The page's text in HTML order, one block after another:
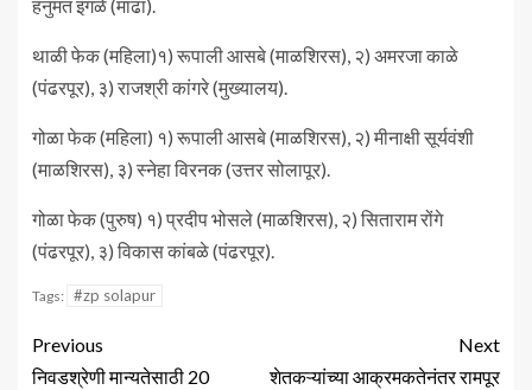
हनुमंत इंगळे (माढा).
थाळी फेक (महिला)१) रूपाली आसबे (माळशिरस), २) अमरजा काळे
(पंढरपूर), ३) राजश्री कांगरे (मुख्यालय).
गोळा फेक (महिला) १) रूपाली आसबे (माळशिरस), २) मीनाक्षी सूर्यवंशी
(माळशिरस), ३) स्नेहा विरनक (उत्तर सोलापूर).
गोळा फेक (पुरुष) १) प्रदीप भोसले (माळशिरस), २) सिताराम रोंगे
(पंढरपूर), ३) विकास कांबळे (पंढरपूर).
Tags: #zp solapur
Previous
निवडश्रेणी मान्यतेसाठी 20
Next
शेतकऱ्यांच्या आक्रमकतेनंतर रामपूर